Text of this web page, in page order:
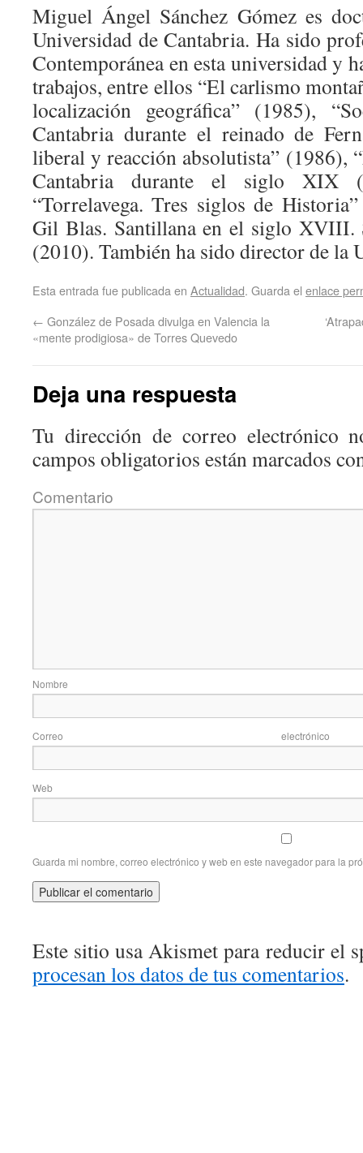
Miguel Ángel Sánchez Gómez es
Universidad de Cantabria. Ha sido
Contemporánea en esta universidad y
trabajos, entre ellos “El carlismo
localización geográfica” (1985),
Cantabria durante el reinado de
liberal y reacción absolutista” (1986),
Cantabria durante el siglo XIX
“Torrelavega. Tres siglos de
Gil Blas. Santillana en el siglo XVIII.
(2010). También ha sido director de la
Esta entrada fue publicada en Actualidad. Guarda el enlace
← González de Posada divulga en Valencia la
«mente prodigiosa» de Torres Quevedo
Deja una respuesta
Tu dirección de correo electrónico
campos obligatorios están marcados
Correo
Web
Guarda mi nombre, correo electrónico y web en este navegador para la
Este sitio usa Akismet para reducir el
procesan los datos de tus comentarios.